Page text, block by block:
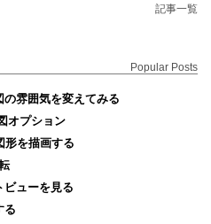
記事一覧
Popular Posts
雰囲気を変えてみる
オプション
形を描画する
ビューを見る
る